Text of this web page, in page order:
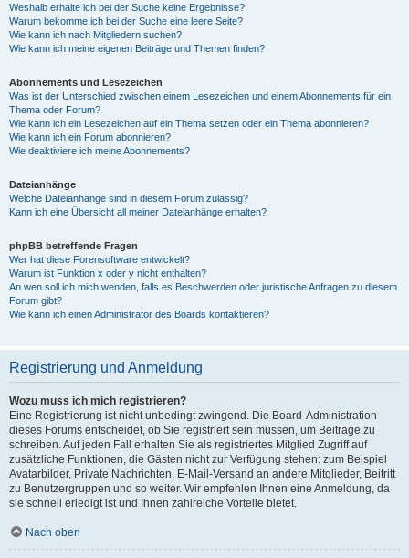
Weshalb erhalte ich bei der Suche keine Ergebnisse?
Warum bekomme ich bei der Suche eine leere Seite?
Wie kann ich nach Mitgliedern suchen?
Wie kann ich meine eigenen Beiträge und Themen finden?
Abonnements und Lesezeichen
Was ist der Unterschied zwischen einem Lesezeichen und einem Abonnements für ein
Thema oder Forum?
Wie kann ich ein Lesezeichen auf ein Thema setzen oder ein Thema abonnieren?
Wie kann ich ein Forum abonnieren?
Wie deaktiviere ich meine Abonnements?
Dateianhänge
Welche Dateianhänge sind in diesem Forum zulässig?
Kann ich eine Übersicht all meiner Dateianhänge erhalten?
phpBB betreffende Fragen
Wer hat diese Forensoftware entwickelt?
Warum ist Funktion x oder y nicht enthalten?
An wen soll ich mich wenden, falls es Beschwerden oder juristische Anfragen zu diesem
Forum gibt?
Wie kann ich einen Administrator des Boards kontaktieren?
Registrierung und Anmeldung
Wozu muss ich mich registrieren?
Eine Registrierung ist nicht unbedingt zwingend. Die Board-Administration
dieses Forums entscheidet, ob Sie registriert sein müssen, um Beiträge zu
schreiben. Auf jeden Fall erhalten Sie als registriertes Mitglied Zugriff auf
zusätzliche Funktionen, die Gästen nicht zur Verfügung stehen: zum Beispiel
Avatarbilder, Private Nachrichten, E-Mail-Versand an andere Mitglieder, Beitritt
zu Benutzergruppen und so weiter. Wir empfehlen Ihnen eine Anmeldung, da
sie schnell erledigt ist und Ihnen zahlreiche Vorteile bietet.
Nach oben